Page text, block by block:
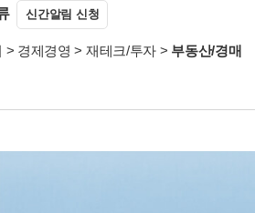
신간알림 신청
> 경제경영 > 재테크/투자 > 부동산/경매